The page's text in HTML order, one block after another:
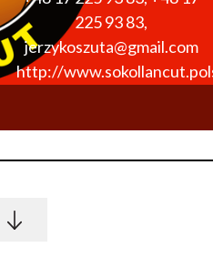
225 93 83,
jerzykoszuta@gmail.com
http://